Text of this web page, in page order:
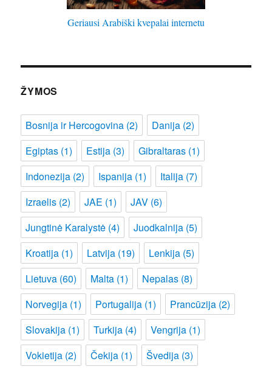
Geriausi Arabiški kvepalai internetu
ŽYMOS
Bosnija ir Hercogovina (2) Danija (2)
Egiptas (1) Estija (3) Gibraltaras (1)
Indonezija (2) Ispanija (1) Italija (7)
Izraelis (2) JAE (1) JAV (6)
Jungtinė Karalystė (4) Juodkalnija (5)
Kroatija (1) Latvija (19) Lenkija (5)
Lietuva (60) Malta (1) Nepalas (8)
Norvegija (1) Portugalija (1) Prancūzija (2)
Slovakija (1) Turkija (4) Vengrija (1)
Vokietija (2) Čekija (1) Švedija (3)